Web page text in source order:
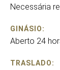
Necessária
GINÁSIO:
Aberto 24
TRASLADO: